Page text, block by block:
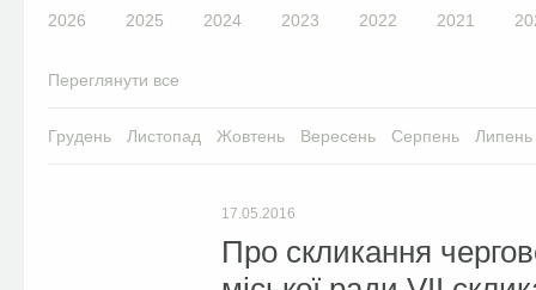
2026 2025 2024 2023 2022 2021
Переглянути все
Грудень Листопад Жовтень Вересень Серпень Липень
17.05.2016
Про скликання